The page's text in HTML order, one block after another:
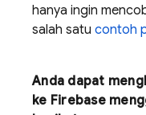
hanya ingin
salah satu contoh
Anda dapat
ke Firebase